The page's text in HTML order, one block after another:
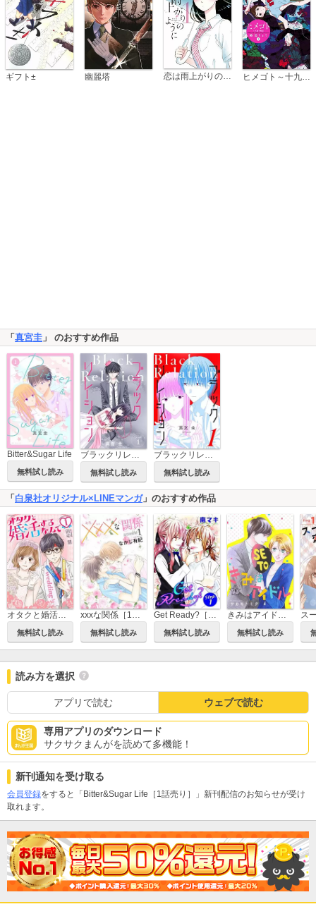
ギフト± 幽麗塔 恋は雨上がりのように
「 真宮圭 」 のおすすめ作品
Bitter&Sugar Life
無料試し読み
ブラックリレーション［ばら売り］
無料試し読み
ブラックリレーション
無料試し読み
「 白泉社オリジナル×LINEマンガ」のおすすめ作品
オタクと婚活するなんて
無料試し読み
xxxな関係［1話売り］
無料試し読み
Get Ready?［1話売り］
無料試し読み
きみはアイドル［1話売り］
無料試し読み
読み方を選択
アプリで読む ウェブで読む
専用アプリのダウンロード
サクサクまんがを読めて多機能！
新刊通知を受け取る
会員登録をすると「Bitter&Sugar Life［1話売り］」新刊配信のお知らせが受け
取れます。